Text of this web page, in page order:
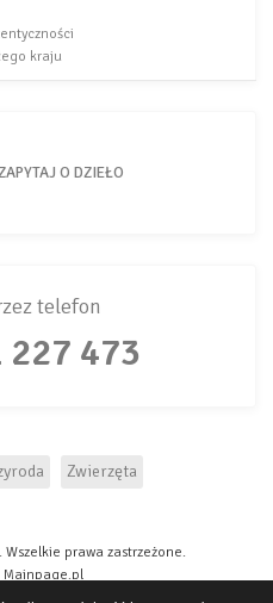
kraju
O DZIEŁO
się z polityką prywatności serwisu
telefon
227 473
Zwierzęta
prawa zastrzeżone.
Mainpage.pl